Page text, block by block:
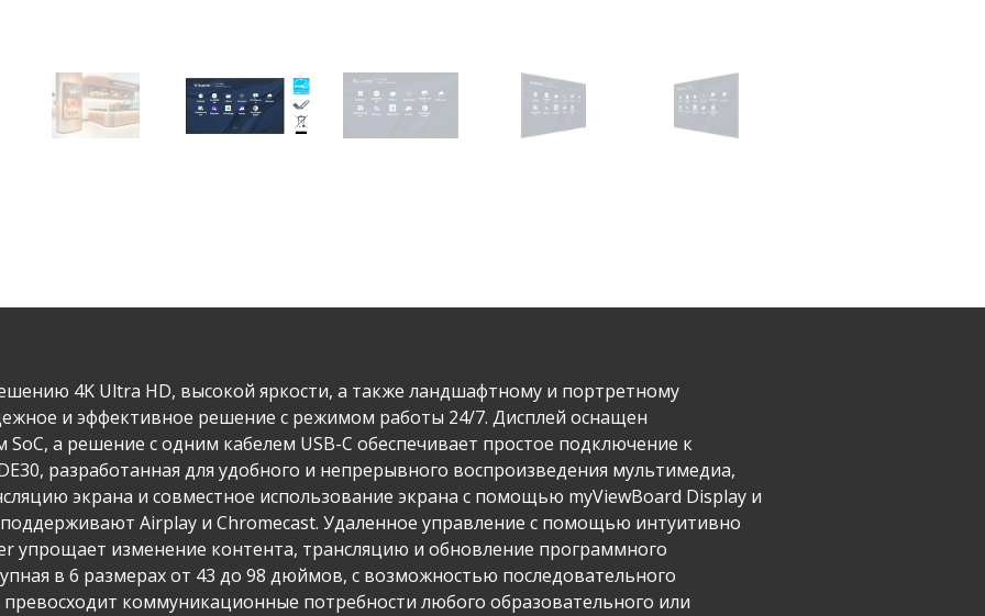
4K Ultra HD, высокой яркости, а также ландшафтному и портретному
и эффективное решение с режимом работы 24/7. Дисплей оснащен
а решение с одним кабелем USB-C обеспечивает простое подключение к
разработанная для удобного и непрерывного воспроизведения мультимедиа,
экрана и совместное использование экрана с помощью myViewBoard Display и
Airplay и Chromecast. Удаленное управление с помощью интуитивно
упрощает изменение контента, трансляцию и обновление программного
в 6 размерах от 43 до 98 дюймов, с возможностью последовательного
коммуникационные потребности любого образовательного или